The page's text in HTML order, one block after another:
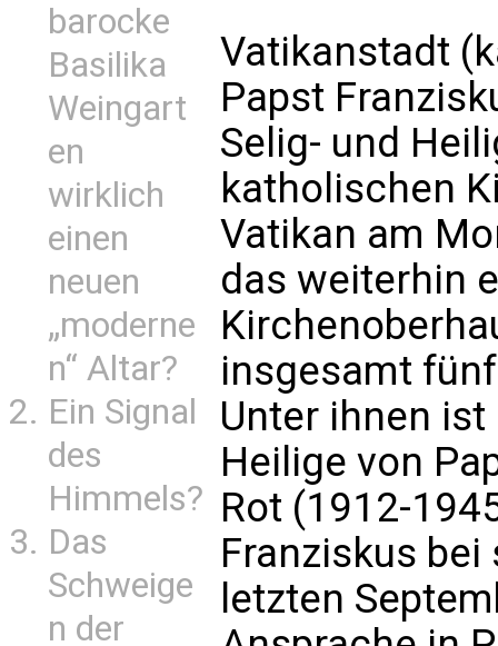
barocke
Basilika
Weingart
en
wirklich
einen
neuen
„moderne
n“ Altar?
Ein Signal
des
Himmels?
Das
Schweige
n der
Vatikanstadt
Papst
Selig- und
katholischen
Vatikan am
das weiterhin
insgesamt
Unter ihnen
Heilige von
Rot (1912-
Franziskus
letzten